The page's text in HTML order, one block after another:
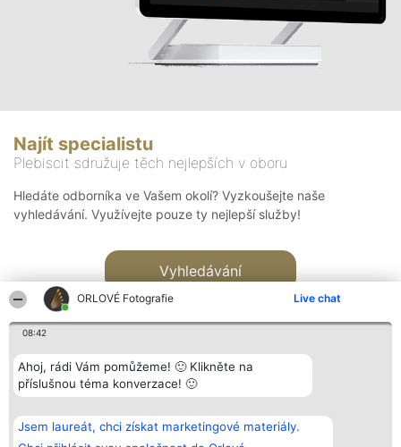
ORLOVÉ Fotografie Live chat
08:42
Ahoj, rádi Vám pomůžeme! 🙂 Klikněte na
příslušnou téma konverzace! 🙂
Jsem laureát, chci získat marketingové materiály.
Najít specialistu
Plebiscit sdružuje těch nejlepších v oboru
Hledáte odborníka ve Vašem okolí? Vyzkoušejte naše
vyhledávání. Využívejte pouze ty nejlepší služby!
Vyhledávání
Bright Side Solutions sp. z o.
o. sp. k.
ul. Ruska 22
Vítězové
Seznam všech
laureátů
Kontakt